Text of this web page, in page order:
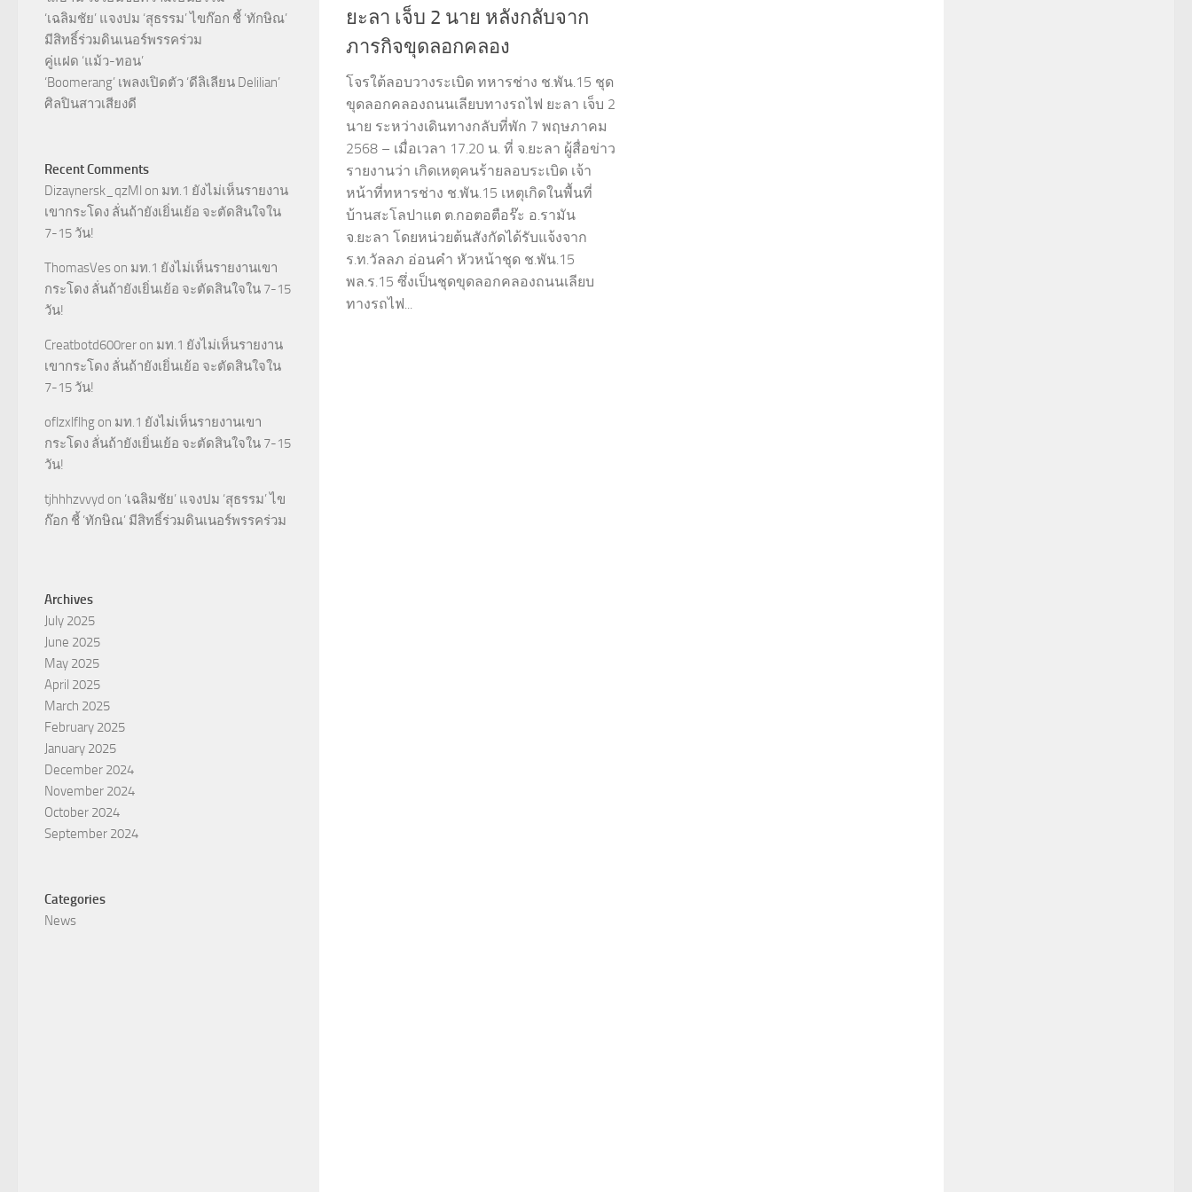
ยะลา เจ็บ 2 นาย หลังกลับจาก
ภารกิจขุดลอกคลอง
โจรใต้ลอบวางระเบิด ทหารช่าง ช.พัน.15 ชุด
ขุดลอกคลองถนนเลียบทางรถไฟ ยะลา เจ็บ 2
นาย ระหว่างเดินทางกลับที่พัก 7 พฤษภาคม
2568 – เมื่อเวลา 17.20 น. ที่ จ.ยะลา ผู้สื่อข่าว
รายงานว่า เกิดเหตุคนร้ายลอบระเบิด เจ้า
หน้าที่ทหารช่าง ช.พัน.15 เหตุเกิดในพื้นที่
บ้านสะโลปาแต ต.กอตอตือร๊ะ อ.รามัน
จ.ยะลา โดยหน่วยต้นสังกัดได้รับแจ้งจาก
ร.ท.วัลลภ อ่อนคำ หัวหน้าชุด ช.พัน.15
พล.ร.15 ซึ่งเป็นชุดขุดลอกคลองถนนเลียบ
ทางรถไฟ...
‘เฉลิมชัย’ แจงปม ‘สุธรรม’ ไขก๊อก ชี้ ‘ทักษิณ’
มีสิทธิ์ร่วมดินเนอร์พรรคร่วม
คู่แฝด ‘แม้ว-ทอน’
‘Boomerang’ เพลงเปิดตัว ‘ดีลิเลียน Delilian’
ศิลปินสาวเสียงดี
Recent Comments
Dizaynersk_qzMl on มท.1 ยังไม่เห็นรายงาน
เขากระโดง ลั่นถ้ายังเยิ่นเย้อ จะตัดสินใจใน
7-15 วัน!
ThomasVes on มท.1 ยังไม่เห็นรายงานเขา
กระโดง ลั่นถ้ายังเยิ่นเย้อ จะตัดสินใจใน 7-15
วัน!
Creatbotd600rer on มท.1 ยังไม่เห็นรายงาน
เขากระโดง ลั่นถ้ายังเยิ่นเย้อ จะตัดสินใจใน
7-15 วัน!
oflzxlflhg on มท.1 ยังไม่เห็นรายงานเขา
กระโดง ลั่นถ้ายังเยิ่นเย้อ จะตัดสินใจใน 7-15
วัน!
tjhhhzvvyd on ‘เฉลิมชัย’ แจงปม ‘สุธรรม’ ไข
ก๊อก ชี้ ‘ทักษิณ’ มีสิทธิ์ร่วมดินเนอร์พรรคร่วม
Archives
July 2025
June 2025
May 2025
April 2025
March 2025
February 2025
January 2025
December 2024
November 2024
October 2024
September 2024
Categories
News